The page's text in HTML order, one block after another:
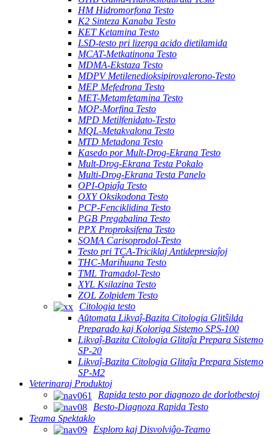
HM Hidromorfona Testo
K2 Sinteza Kanaba Testo
KET Ketamina Testo
LSD-testo pri lizerga acido dietilamida
MCAT-Metkatinona Testo
MDMA-Ekstaza Testo
MDPV Metilenedioksipirovalerono-Testo
MEP Mefedrona Testo
MET-Metamfetamina Testo
MOP-Morfina Testo
MPD Metilfenidato-Testo
MQL-Metakvalona Testo
MTD Metadona Testo
Kasedo por Mult-Drog-Ekrana Testo
Mult-Drog-Ekrana Testa Pokalo
Multi-Drog-Ekrana Testa Panelo
OPI-Opiaĵa Testo
OXY Oksikodona Testo
PCP-Fenciklidina Testo
PGB Pregabalina Testo
PPX Proproksifena Testo
SOMA Carisoprodol-Testo
Testo pri TCA-Triciklaj Antidepresiaĵoj
THC-Mariĥuana Testo
TML Tramadol-Testo
XYL Ksilazina Testo
ZOL Zolpidem Testo
Citologia testo
Aŭtomata Likvaĵ-Bazita Citologia Glitŝilda
Preparado kaj Koloriga Sistemo SPS-100
Likvaĵ-Bazita Citologia Glitaĵa Prepara Sistemo
SP-20
Likvaĵ-Bazita Citologia Glitaĵa Prepara Sistemo
SP-M2
Veterinaraj Produktoj
Rapida testo por diagnozo de dorlotbestoj
Besto-Diagnoza Rapida Testo
Teama Spektaklo
Esploro kaj Disvolviĝo-Teamo